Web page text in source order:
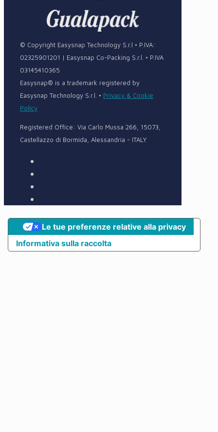
© Copyright Easysnap Technology S.r.l • P.IVA:
02325901201 | Easysnap Co-Packing S.r.l. • P.IVA
03145410365
Easysnap® is a trademark registered by
Easysnap Technology S.r.l. • Privacy & Cookie
Policy
Registered Office: Via Carlo Mussa 266, 15073,
Castellazzo di Bormida, Alessandria - ITALY
Informativa sulla raccolta
Le tue preferenze relative alla privacy